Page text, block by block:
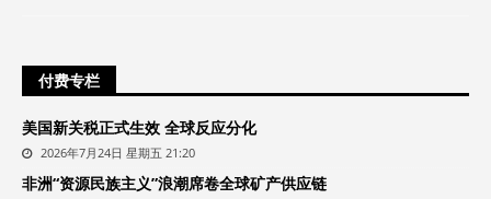
付费专栏
美国新关税正式生效 全球反应分化
2026年7月24日 星期五 21:20
非洲“资源民族主义”浪潮席卷全球矿产供应链